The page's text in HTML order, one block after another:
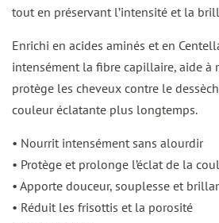
tout en préservant l’intensité et la
Enrichi en acides aminés et en
intensément la fibre capillaire, aide à
protège les cheveux contre le
couleur éclatante plus longtemps.
• Nourrit intensément sans alourdir
• Protège et prolonge l’éclat de la
• Apporte douceur, souplesse et
• Réduit les frisottis et la porosité